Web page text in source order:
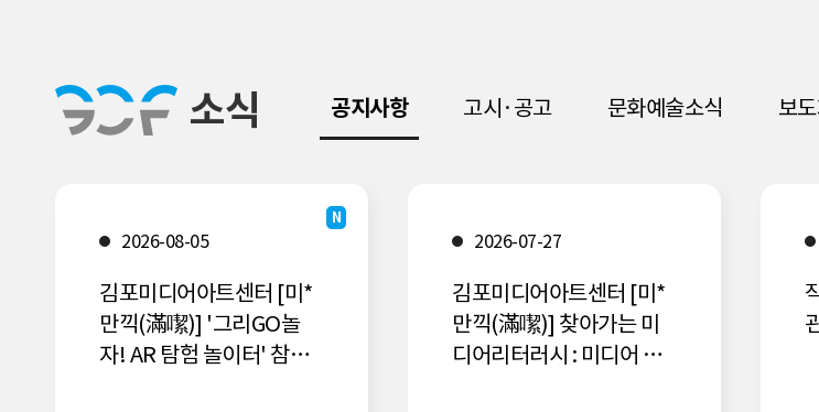
소식 공지사항
2026-08-05
김포미디어아트센터 [미*
만끽(滿噄)] '그리GO놀
자! AR 탐험 놀이터' 참여
N
2026-07-27
김포미디어아트센터 [미*
만끽(滿噄)] 찾아가는 미
디어리터러시 : 미디어 앙
고시·공고 문화예술소식 보